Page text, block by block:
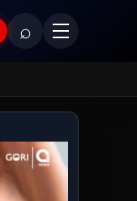
⌕